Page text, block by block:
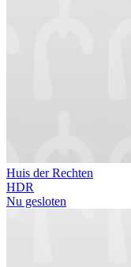
Huis der Rechten
HDR
Nu gesloten